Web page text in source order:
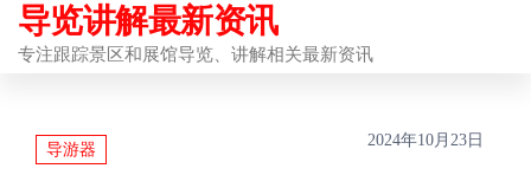
前
往
导览讲解最新资讯
专注跟踪景区和展馆导览、讲解相关最新资讯
导游器
2024年10月23日